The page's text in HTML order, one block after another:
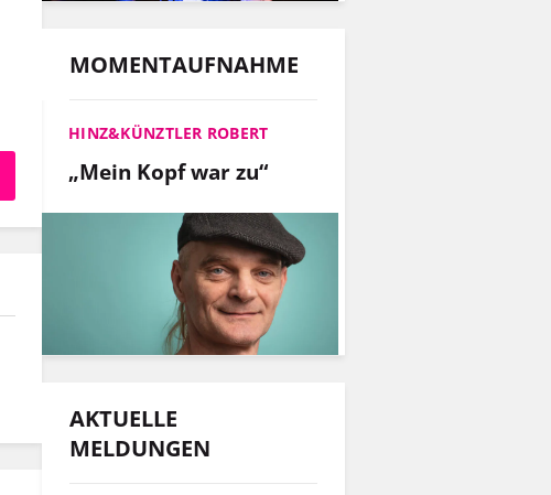
MOMENTAUFNAHME
HINZ&KÜNZTLER ROBERT
„Mein Kopf war zu“
AKTUELLE
MELDUNGEN